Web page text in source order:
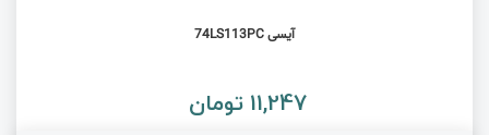
آیسی 74LS113PC
11,247 تومان